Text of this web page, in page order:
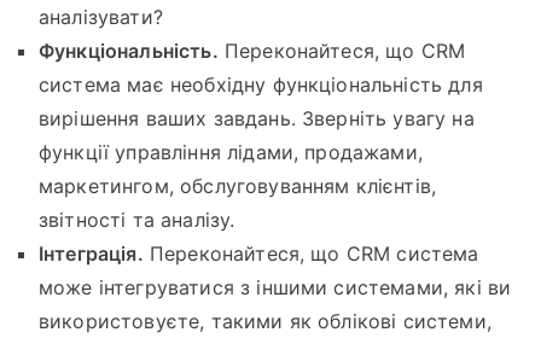
аналізувати?
Функціональність. Переконайтеся, що CRM
система має необхідну функціональність для
вирішення ваших завдань. Зверніть увагу на
функції управління лідами, продажами,
маркетингом, обслуговуванням клієнтів,
звітності та аналізу.
Інтеграція. Переконайтеся, що CRM система
може інтегруватися з іншими системами, які ви
використовуєте, такими як облікові системи,